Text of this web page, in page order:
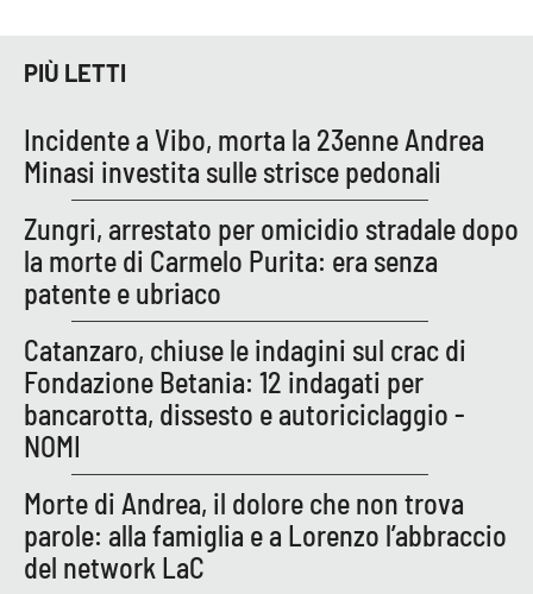
LaC TV
LaC Network
LaC OnAir
EDIZIONI
LOCALI
Catanzaro
Crotone
Vibo Valentia
PIÙ LETTI
Incidente a Vibo, morta la 23enne Andrea
Minasi investita sulle strisce pedonali
Zungri, arrestato per omicidio stradale dopo
la morte di Carmelo Purita: era senza
patente e ubriaco
Catanzaro, chiuse le indagini sul crac di
Fondazione Betania: 12 indagati per
bancarotta, dissesto e autoriciclaggio -
NOMI
Morte di Andrea, il dolore che non trova
parole: alla famiglia e a Lorenzo l’abbraccio
del network LaC